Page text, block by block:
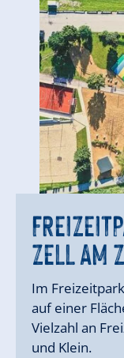
ZELL AM
Im
auf einer
Vielzahl an
und Klein.
ZELL